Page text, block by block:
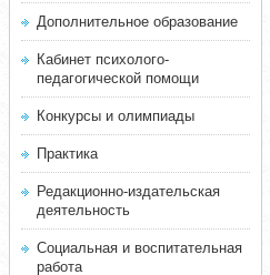
Дополнительное образование
Кабинет психолого-
педагогической помощи
Конкурсы и олимпиады
Практика
Редакционно-издательская
деятельность
Социальная и воспитательная
работа